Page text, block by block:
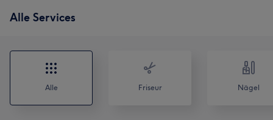
Alle Services
Alle Friseur Nägel